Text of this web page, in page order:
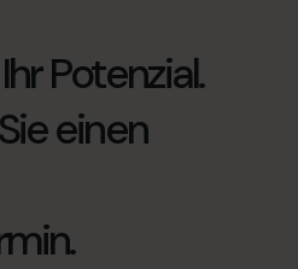
Potenzial.
einen